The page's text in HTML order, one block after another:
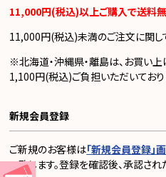
11,000円(税込)以上ご購入で送料
11,000円(税込)未満のご注文に関し
※北海道・沖縄県・離島は、お買い
1,100円(税込)ご負担いただいており
新規会員登録
ご新規のお客様は「新規会員登録」
い致します。登録を確認後、承認さ